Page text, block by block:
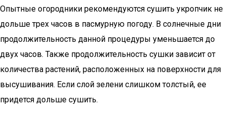
Опытные огородники рекомендуются сушить укропчик не
дольше трех часов в пасмурную погоду. В солнечные дни
продолжительность данной процедуры уменьшается до
двух часов. Также продолжительность сушки зависит от
количества растений, расположенных на поверхности для
высушивания. Если слой зелени слишком толстый, ее
придется дольше сушить.